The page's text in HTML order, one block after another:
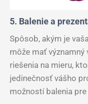
5. Balenie a
Spôsob, akým je
môže mať významný
riešenia na mieru,
jedinečnosť vášho
možností balenia